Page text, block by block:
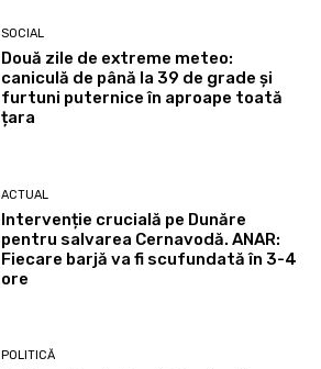
SOCIAL
Două zile de extreme meteo:
caniculă de până la 39 de grade și
furtuni puternice în aproape toată
țara
ACTUAL
Intervenție crucială pe Dunăre
pentru salvarea Cernavodă. ANAR:
Fiecare barjă va fi scufundată în 3-4
ore
POLITICĂ